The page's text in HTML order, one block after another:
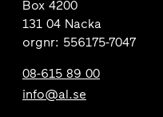
Box 4200
131 04 Nacka
orgnr: 556175-7047
08-615 89 00
info@al.se